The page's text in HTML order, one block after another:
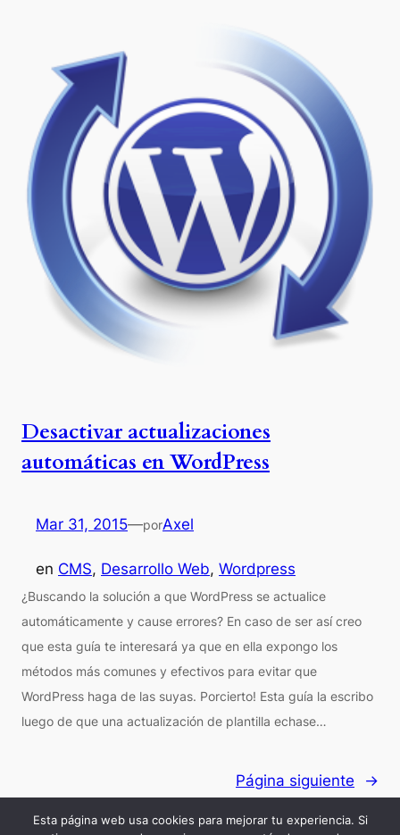
Desactivar actualizaciones
automáticas en WordPress
Mar 31, 2015—porAxel
en CMS, Desarrollo Web, Wordpress
¿Buscando la solución a que WordPress se actualice
automáticamente y cause errores? En caso de ser así creo
que esta guía te interesará ya que en ella expongo los
métodos más comunes y efectivos para evitar que
WordPress haga de las suyas. Porcierto! Esta guía la escribo
luego de que una actualización de plantilla echase…
Página siguiente →
Esta página web usa cookies para mejorar tu experiencia. Si